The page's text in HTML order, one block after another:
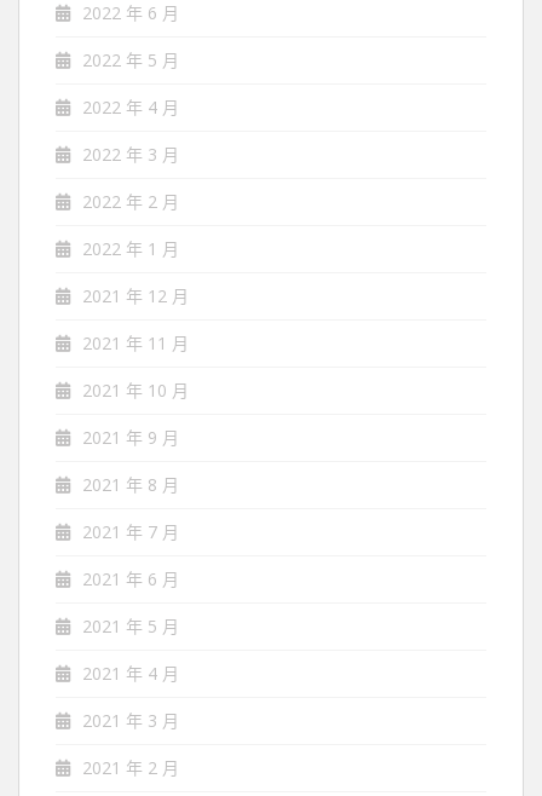
2022 年 6 月
2022 年 5 月
2022 年 4 月
2022 年 3 月
2022 年 2 月
2022 年 1 月
2021 年 12 月
2021 年 11 月
2021 年 10 月
2021 年 9 月
2021 年 8 月
2021 年 7 月
2021 年 6 月
2021 年 5 月
2021 年 4 月
2021 年 3 月
2021 年 2 月